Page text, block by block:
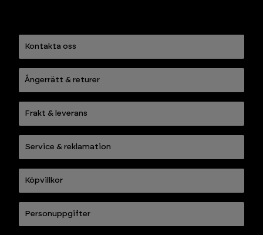
Kontakta oss
Ångerrätt & returer
Frakt & leverans
Service & reklamation
Köpvillkor
Personuppgifter